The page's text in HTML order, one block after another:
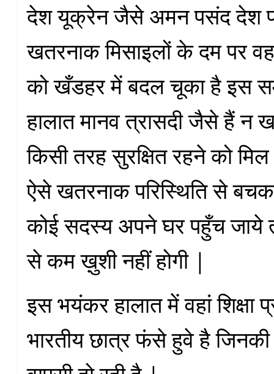
देश यूक्रेन जैसे अमन पसंद देश
खतरनाक मिसाइलों के दम पर
को खँडहर में बदल चूका है इस
हालात मानव त्रासदी जैसे हैं न
किसी तरह सुरक्षित रहने को
ऐसे खतरनाक परिस्थिति से
कोई सदस्य अपने घर पहुँच जाये
से कम ख़ुशी नहीं होगी |
इस भयंकर हालात में वहां शिक्षा
भारतीय छात्र फंसे हुवे है जिनकी